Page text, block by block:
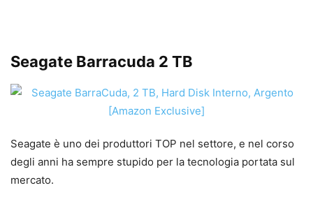
Seagate Barracuda 2 TB
Seagate è uno dei produttori TOP nel settore, e nel corso
degli anni ha sempre stupido per la tecnologia portata sul
mercato.